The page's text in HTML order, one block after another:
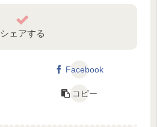
シェアする
Facebook
コピー